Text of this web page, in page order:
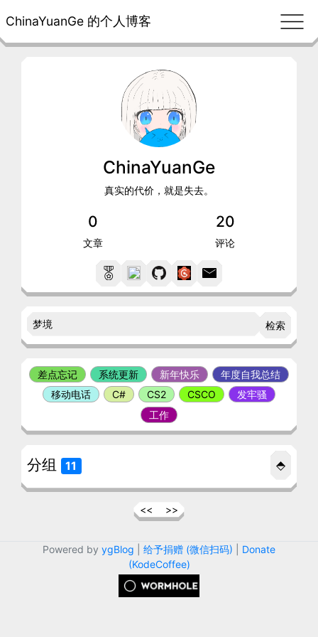
ChinaYuanGe 的个人博客
<< >>
ChinaYuanGe
真实的代价，就是失去。
0
文章
20
评论
检索
差点忘记 系统更新 新年快乐
年度自我总结
移动电话
C# CS2 CSCO
发牢骚
工作
分组 11 ⬘
Powered by ygBlog 给予捐赠 (微信扫码)
Donate
(KodeCoffee)